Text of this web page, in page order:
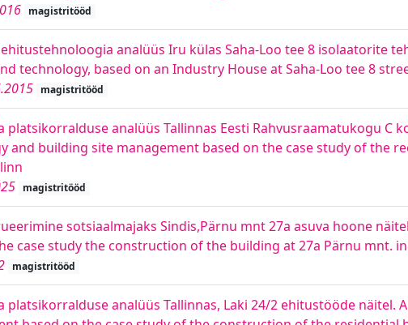
magistritööd
analüüs Iru külas Saha-Loo tee 8 isolaatorite
technology, based on an Industry House at Saha-Loo tee 8
magistritööd
platsikorralduse analüüs Tallinnas Eesti Rahvusraamatukogu C
and building site management based on the case study of the
magistritööd
sotsiaalmajaks Sindis,Pärnu mnt 27a asuva hoone
case study the construction of the building at 27a Pärnu mnt.
magistritööd
platsikorralduse analüüs Tallinnas, Laki 24/2 ehitustööde näitel.